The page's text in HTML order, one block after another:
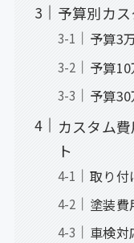
予算別カ
予算3
予算
予算
カスタム
ト
取り付
塗装費
車検対